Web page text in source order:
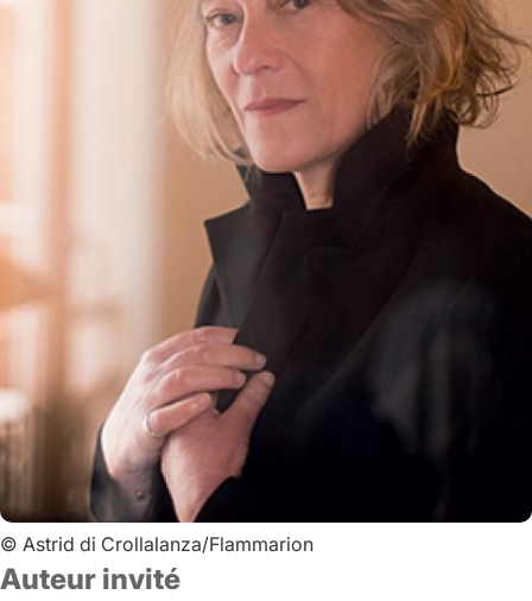
© Astrid di Crollalanza/Flammarion
Auteur invité